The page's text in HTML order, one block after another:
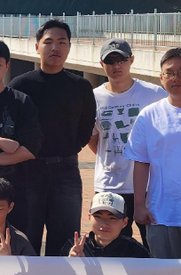
학사사관
학사예비장교후보생
군 가산복무 지원금
지금대상자(장교)